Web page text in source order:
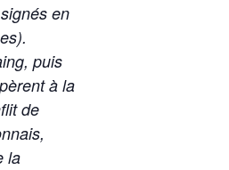
en
puis
à la
de
la